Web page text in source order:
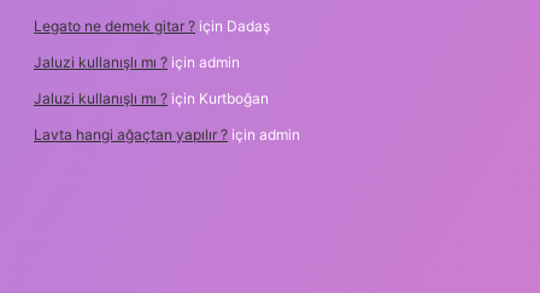
Legato ne demek gitar ? için Dadaş
Jaluzi kullanışlı mı ? için admin
Jaluzi kullanışlı mı ? için Kurtboğan
Lavta hangi ağaçtan yapılır ? için admin